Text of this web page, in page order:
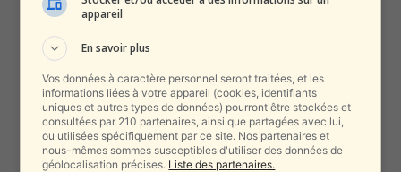
appareil
En savoir plus
Vos données à caractère personnel seront traitées, et les
informations liées à votre appareil (cookies, identifiants
uniques et autres types de données) pourront être stockées et
consultées par 210 partenaires, ainsi que partagées avec lui,
ou utilisées spécifiquement par ce site. Nos partenaires et
nous-mêmes sommes susceptibles d'utiliser des données de
géolocalisation précises. Liste des partenaires.